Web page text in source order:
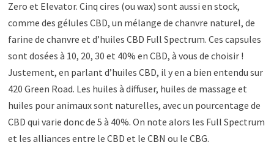
Zero et Elevator. Cinq cires (ou wax) sont aussi en stock,
comme des gélules CBD, un mélange de chanvre naturel, de
farine de chanvre et d’huiles CBD Full Spectrum. Ces capsules
sont dosées à 10, 20, 30 et 40% en CBD, à vous de choisir !
Justement, en parlant d’huiles CBD, il y en a bien entendu sur
420 Green Road. Les huiles à diffuser, huiles de massage et
huiles pour animaux sont naturelles, avec un pourcentage de
CBD qui varie donc de 5 à 40%. On note alors les Full Spectrum
et les alliances entre le CBD et le CBN ou le CBG.